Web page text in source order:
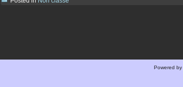
Powered by